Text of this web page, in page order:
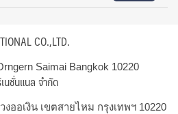
CO.,LTD.
Saimai Bangkok 10220
นชั่นแนล จำกัด
ออเงิน เขตสายไหม กรุงเทพฯ 10220